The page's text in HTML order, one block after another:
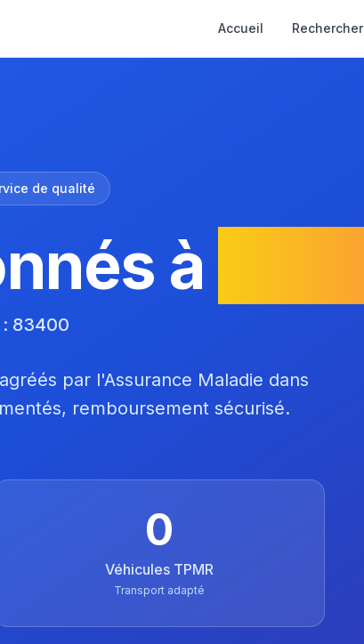
Accueil Rechercher
de qualité
à
83400
par l'Assurance Maladie dans
remboursement sécurisé.
0
Véhicules TPMR
Transport adapté